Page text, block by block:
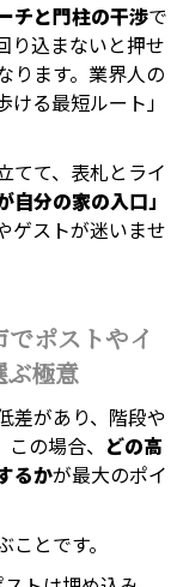
チと門柱の干渉で
り込まないと押せ
ります。業界人の
る最短ルート」
てて、表札とライ
自分の家の入口」
ゲストが迷いませ
ポストやイ
ぶ極意
差があり、階段や
の場合、 どの高
るかが最大のポイ
とです。